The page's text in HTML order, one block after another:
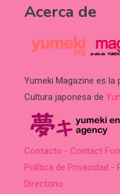
Acerca de
Yumeki Magazine es
Cultura japonesa de
Contacto - Contact
Política de Privacidad -
Directorio